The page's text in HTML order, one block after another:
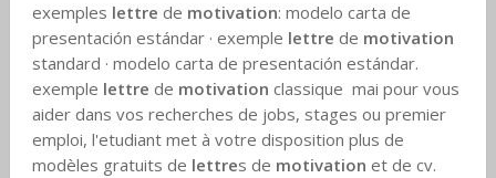
exemples lettre de motivation: modelo carta de
presentación estándar · exemple lettre de motivation
standard · modelo carta de presentación estándar.
exemple lettre de motivation classique mai pour vous
aider dans vos recherches de jobs, stages ou premier
emploi, l'etudiant met à votre disposition plus de
modèles gratuits de lettres de motivation et de cv.